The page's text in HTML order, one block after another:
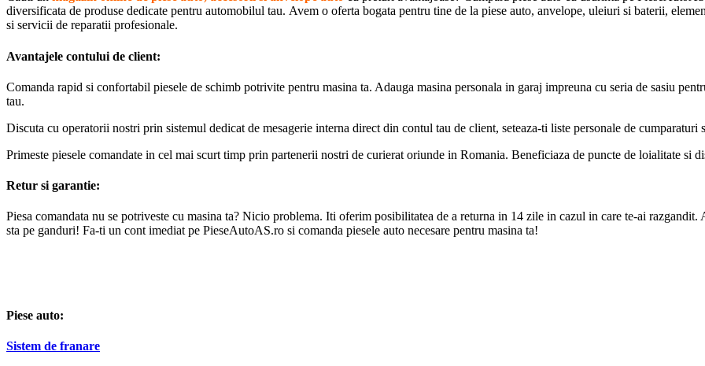
diversificata de produse dedicate pentru automobilul tau. Avem o oferta bogata pentru tine de la piese auto, anvelope, uleiuri si baterii,
si servicii de reparatii profesionale.
Avantajele contului de client:
Comanda rapid si confortabil piesele de schimb potrivite pentru masina ta. Adauga masina personala in garaj impreuna cu seria de sasiu
tau.
Discuta cu operatorii nostri prin sistemul dedicat de mesagerie interna direct din contul tau de client, seteaza-ti liste personale de
Primeste piesele comandate in cel mai scurt timp prin partenerii nostri de curierat oriunde in Romania. Beneficiaza de puncte de loialitate si
Retur si garantie:
Piesa comandata nu se potriveste cu masina ta? Nicio problema. Iti oferim posibilitatea de a returna in 14 zile in cazul in care te-ai
sta pe ganduri! Fa-ti un cont imediat pe PieseAutoAS.ro si comanda piesele auto necesare pentru masina ta!
Piese auto:
Sistem de franare